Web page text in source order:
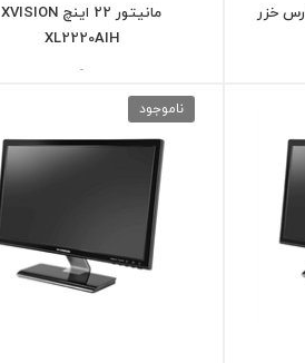
مانیتور 22 اینچ XVISION
XL2220AIH
-
ناموجود